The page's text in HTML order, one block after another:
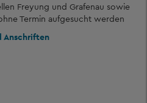
Freyung und Grafenau sowie
Termin aufgesucht werden
Anschriften